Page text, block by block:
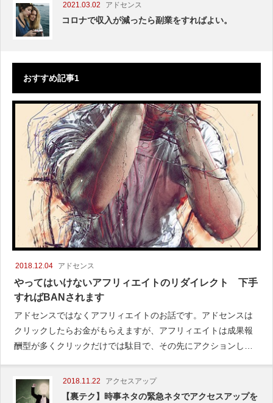
2021.03.02 アドセンス
コロナで収入が減ったら副業をすればよい。
おすすめ記事1
2018.12.04 アドセンス
やってはいけないアフリィエイトのリダイレクト 下手
すればBANされます
アドセンスではなくアフリィエイトのお話です。アドセンスは
クリックしたらお金がもらえますが、アフリィエイトは成果報
酬型が多くクリックだけでは駄目で、その先にアクションして
2018.11.22 アクセスアップ
【裏テク】時事ネタの緊急ネタでアクセスアップを